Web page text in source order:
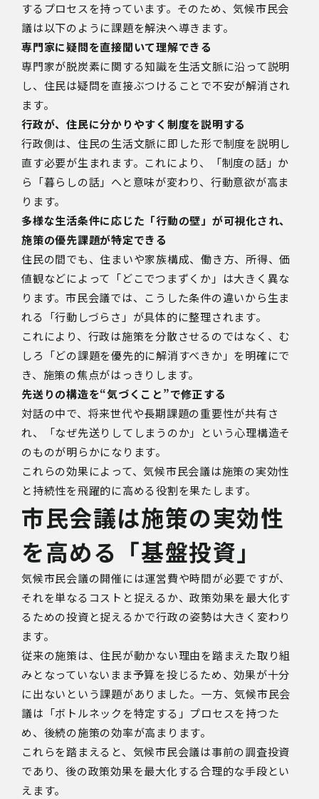
するプロセスを持っています。そのため、気候市民会
議は以下のように課題を解決へ導きます。
専門家に疑問を直接聞いて理解できる
専門家が脱炭素に関する知識を生活文脈に沿って説明
し、住民は疑問を直接ぶつけることで不安が解消され
ます。
行政が、住民に分かりやすく制度を説明する
行政側は、住民の生活文脈に即した形で制度を説明し
直す必要が生まれます。これにより、「制度の話」か
ら「暮らしの話」へと意味が変わり、行動意欲が高ま
ります。
多様な生活条件に応じた「行動の壁」が可視化され、
施策の優先課題が特定できる
住民の間でも、住まいや家族構成、働き方、所得、価
値観などによって「どこでつまずくか」は大きく異な
ります。市民会議では、こうした条件の違いから生ま
れる「行動しづらさ」が具体的に整理されます。
これにより、行政は施策を分散させるのではなく、む
しろ「どの課題を優先的に解消すべきか」を明確にで
き、施策の焦点がはっきりします。
先送りの構造を“気づくこと”で修正する
対話の中で、将来世代や長期課題の重要性が共有さ
れ、「なぜ先送りしてしまうのか」という心理構造そ
のものが明らかになります。
これらの効果によって、気候市民会議は施策の実効性
と持続性を飛躍的に高める役割を果たします。
市民会議は施策の実効性
を高める「基盤投資」
気候市民会議の開催には運営費や時間が必要ですが、
それを単なるコストと捉えるか、政策効果を最大化す
るための投資と捉えるかで行政の姿勢は大きく変わり
ます。
従来の施策は、住民が動かない理由を踏まえた取り組
みとなっていないまま予算を投じるため、効果が十分
に出ないという課題がありました。一方、気候市民会
議は「ボトルネックを特定する」プロセスを持つた
め、後続の施策の効率が高まります。
これらを踏まえると、気候市民会議は事前の調査投資
であり、後の政策効果を最大化する合理的な手段とい
えます。